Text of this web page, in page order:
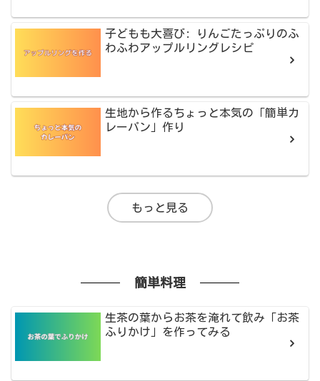
子どもも大喜び: りんごたっぷりのふ
わふわアップルリングレシピ
生地から作るちょっと本気の「簡単カ
レーパン」作り
もっと見る
簡単料理
生茶の葉からお茶を淹れて飲み「お茶
ふりかけ」を作ってみる